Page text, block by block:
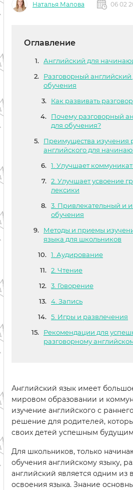
Наталья Малова 06 02
Оглавление
Английский для
Разговорный
обучения
Как развивать
Почему разговорный
для обучения?
Преимущества изучения
английского для
1. Улучшает
2. Улучшает усвоение
лексики
3. Привлекательный и
обучения
Методы и приемы
языка для школьников
1. Аудирование
2. Чтение
3. Говорение
4. Запись
5. Игры и развлечения
Рекомендации для
разговорному
Английский язык имеет
мировом образовании и
изучение английского с
решение для родителей,
своих детей успешным
Для школьников, только
обучения английскому языку,
английский является одним из
освоения языка. Знание